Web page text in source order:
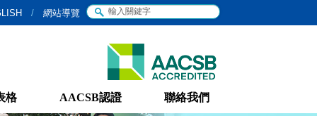
/ 網站導覽
格 AACSB認證 聯絡我們